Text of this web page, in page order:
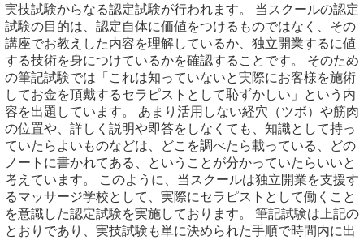
実技試験からなる認定試験が行われます。 当スクールの認定
試験の目的は、認定自体に価値をつけるものではなく、その
講座でお教えした内容を理解しているか、独立開業するに値
する技術を身につけているかを確認することです。 そのため
の筆記試験では「これは知っていないと実際にお客様を施術
してお金を頂戴するセラピストとして恥ずかしい」という内
容を出題しています。 あまり活用しない経穴（ツボ）や筋肉
の位置や、詳しく説明や即答をしなくても、知識として持っ
ていたらよいものなどは、どこを調べたら載っている、どの
ノートに書かれてある、ということが分かっていたらいいと
考えています。 このように、当スクールは独立開業を支援す
るマッサージ学校として、実際にセラピストとして働くこと
を意識した認定試験を実施しております。 筆記試験は上記の
とおりであり、実技試験も単に決められた手順で時間内に出